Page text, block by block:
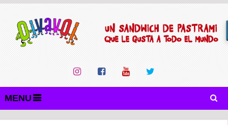
MENU